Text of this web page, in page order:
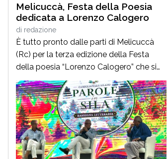
Melicuccà, Festa della Poesia
dedicata a Lorenzo Calogero
di redazione
È tutto pronto dalle parti di Melicuccà
(Rc) per la terza edizione della Festa
della poesia “Lorenzo Calogero” che si
terrà dal 6 all’11 agosto. Dopo il successo
delle prime due edizioni, nel 2024 e nel
2025, che hanno portato nell’entroterra
calabrese autorevoli protagonisti della
cultura italiana e internazionale, anche
per quest’annoLYRIKS – Laboratorio
Interdisciplinare […]